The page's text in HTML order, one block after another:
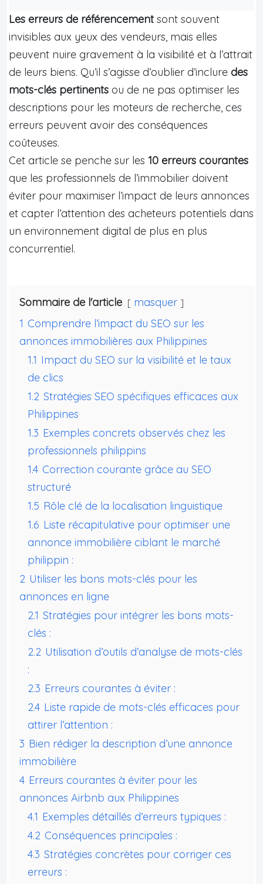
Les erreurs de référencementsont souvent
invisibles aux yeux des vendeurs, mais elles
peuvent nuire gravement à la visibilité et à l’attrait
de leurs biens. Qu’il s’agisse d’oublier d’inclure des
mots-clés pertinents ou de ne pas optimiser les
descriptions pour les moteurs de recherche, ces
erreurs peuvent avoir des conséquences
coûteuses.
Cet article se penche sur les 10 erreurs courantes
que les professionnels de l’immobilier doivent
éviter pour maximiser l’impact de leurs annonces
et capter l’attention des acheteurs potentiels dans
un environnement digital de plus en plus
concurrentiel.
Sommaire de l'article
masquer
1 Comprendre l’impact du SEO sur les
annonces immobilières aux Philippines
1.1 Impact du SEO sur la visibilité et le taux
de clics
1.2 Stratégies SEO spécifiques efficaces aux
Philippines
1.3 Exemples concrets observés chez les
professionnels philippins
1.4 Correction courante grâce au SEO
structuré
1.5 Rôle clé de la localisation linguistique
1.6 Liste récapitulative pour optimiser une
annonce immobilière ciblant le marché
philippin :
2 Utiliser les bons mots-clés pour les
annonces en ligne
2.1 Stratégies pour intégrer les bons mots-
clés :
2.2 Utilisation d’outils d’analyse de mots-clés
:
2.3 Erreurs courantes à éviter :
2.4 Liste rapide de mots-clés efficaces pour
attirer l’attention :
3 Bien rédiger la description d’une annonce
immobilière
4 Erreurs courantes à éviter pour les
annonces Airbnb aux Philippines
4.1 Exemples détaillés d’erreurs typiques :
4.2 Conséquences principales :
4.3 Stratégies concrètes pour corriger ces
erreurs :